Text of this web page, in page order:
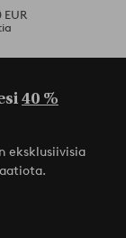
EUR
40 %
eksklusiivisia